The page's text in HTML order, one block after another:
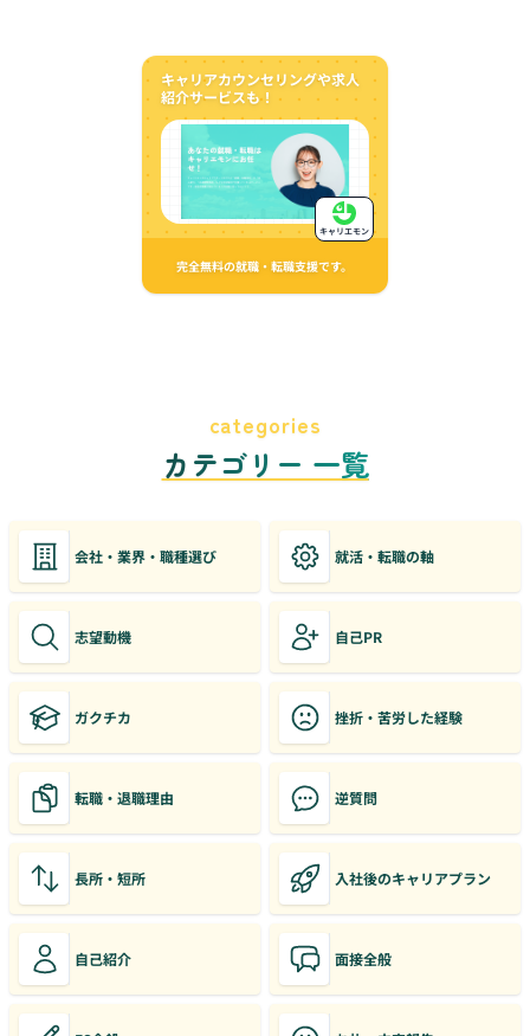
キャリアカウンセリングや求人
紹介サービスも！
完全無料の就職・転職支援です。
キャリエモン
categories
カテゴリー 一覧
会社・業界・職種選び 就活・転職の軸
志望動機 自己PR
ガクチカ 挫折・苦労した経験
転職・退職理由 逆質問
長所・短所 入社後のキャリアプラン
自己紹介 面接全般